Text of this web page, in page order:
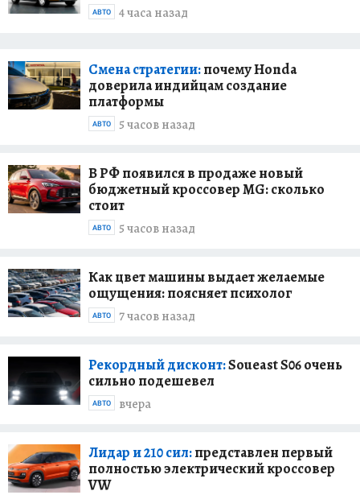
4 часа назад
АВТО
Смена стратегии:почему Honda
доверила индийцам создание
платформы
5 часов назад
АВТО
В РФ появился в продаже новый
бюджетный кроссовер MG: сколько
стоит
5 часов назад
АВТО
Как цвет машины выдает желаемые
ощущения: поясняет психолог
7 часов назад
АВТО
Рекордный дисконт:Soueast S06 очень
сильно подешевел
вчера
АВТО
Лидар и 210 сил:представлен первый
полностью электрический кроссовер
VW